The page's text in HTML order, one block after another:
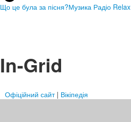
Що це була за пісня?Музика Радіо Relax
In-Grid
Офіційний сайт| Вікіпедія